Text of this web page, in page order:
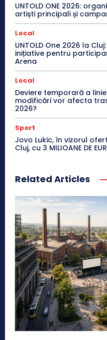
UNTOLD ONE 2026:
artiști principali și
Local
UNTOLD One 2026 la
inițiative pentru
Arena
Local
Deviere temporară a
modificări vor afecta
2026?
Sport
Jovo Lukic, în vizorul
Cluj, cu 3 MILIOANE DE
Related Articles